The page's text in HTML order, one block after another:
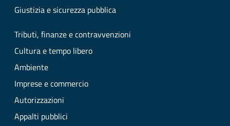
Giustizia e sicurezza pubblica
Tributi, finanze e contravvenzioni
Cultura e tempo libero
Ambiente
Imprese e commercio
Autorizzazioni
Appalti pubblici